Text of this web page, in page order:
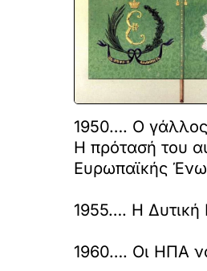
1950…. Ο γάλλος
Η πρότασή του
Ευρωπαϊκής
1955…. Η Δυτική
1960…. Οι ΗΠΑ